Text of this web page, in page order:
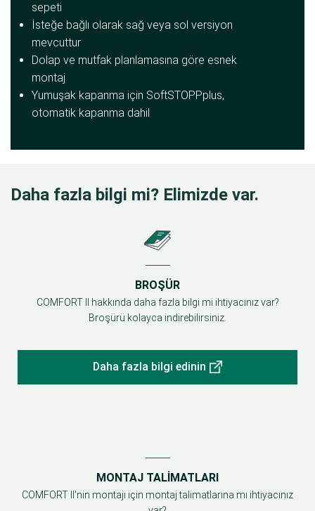
sepeti
İsteğe bağlı olarak sağ veya sol versiyon
mevcuttur
Dolap ve mutfak planlamasına göre esnek
montaj
Yumuşak kapanma için SoftSTOPPplus,
otomatik kapanma dahil
Daha fazla bilgi mi? Elimizde var.
BROŞÜR
COMFORT II hakkında daha fazla bilgi mi ihtiyacınız var?
Broşürü kolayca indirebilirsiniz.
Daha fazla bilgi edinin
MONTAJ TALIMATLARI
COMFORT II'nin montajı için montaj talimatlarına mı ihtiyacınız